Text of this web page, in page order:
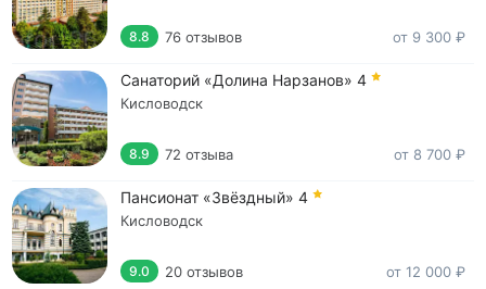
8.8 76 отзывов от 9 300 ₽
Санаторий «Долина Нарзанов» 4
Кисловодск
8.9 72 отзыва от 8 700 ₽
Пансионат «Звёздный» 4
Кисловодск
9.0 20 отзывов от 12 000 ₽